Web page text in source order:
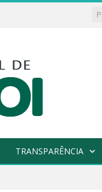
TRANSPARÊNCIA